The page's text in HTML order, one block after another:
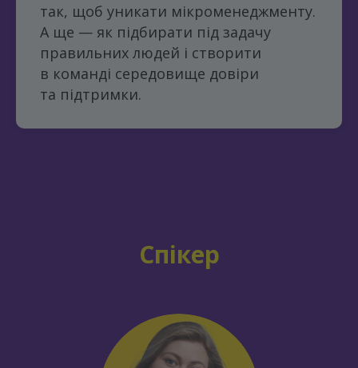
так, щоб уникати мікроменеджменту.
А ще — як підбирати під задачу
правильних людей і створити
в команді середовище довіри
та підтримки.
Спікер